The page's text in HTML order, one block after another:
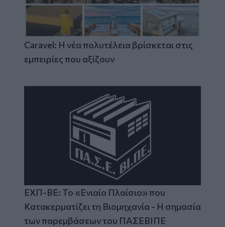
Caravel: Η νέα πολυτέλεια βρίσκεται στις
εμπειρίες που αξίζουν
ΕΧΠ-ΒΕ: Το «Ενιαίο Πλαίσιο» που
Κατακερματίζει τη Βιομηχανία - Η σημασία
των παρεμβάσεων του ΠΑΣΕΒΙΠΕ